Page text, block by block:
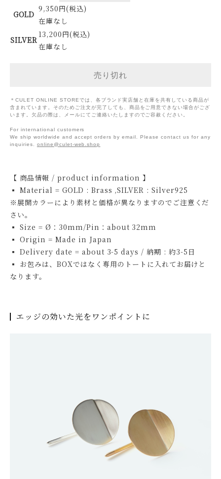
GOLD
9,350円(税込)
在庫なし
SILVER
13,200円(税込)
在庫なし
＊CULET ONLINE STOREでは、各ブランド実店舗と在庫を共有している商品が
含まれています。そのためご注文が完了しても、商品をご用意できない場合がござ
います。欠品の際は、メールにてご連絡いたしますのでご容赦ください。
For international customers
We ship worldwide and accept orders by email. Please contact us for any
inquiries. online@culet-web.shop
【 商品情報 / product information 】
▪ Material = GOLD : Brass ,SILVER : Silver925
※展開カラーにより素材と価格が異なりますのでご注意くだ
さい。
▪ Size = Ø：30mm/Pin：about 32mm
▪ Origin = Made in Japan
▪ Delivery date = about 3-5 days / 納期 : 約3-5日
▪ お包みは、BOXではなく専用のトートに入れてお届けと
なります。
エッジの効いた光をワンポイントに